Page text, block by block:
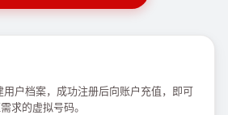
用户档案，成功注册后向账户充值，即可
求的虚拟号码。